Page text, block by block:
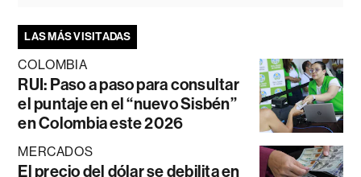
LAS MÁS VISITADAS
COLOMBIA
RUI: Paso a paso para consultar
el puntaje en el “nuevo Sisbén”
en Colombia este 2026
MERCADOS
El precio del dólar se debilita en